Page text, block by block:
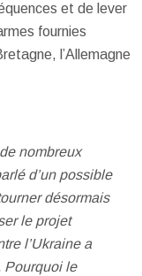
et de lever
fournies
l’Allemagne
nombreux
d’un possible
désormais
le projet
l’Ukraine a
Pourquoi le